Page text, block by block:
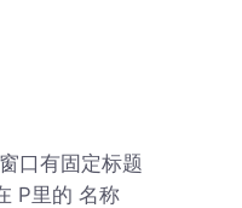
口有固定标题
P里的 名称